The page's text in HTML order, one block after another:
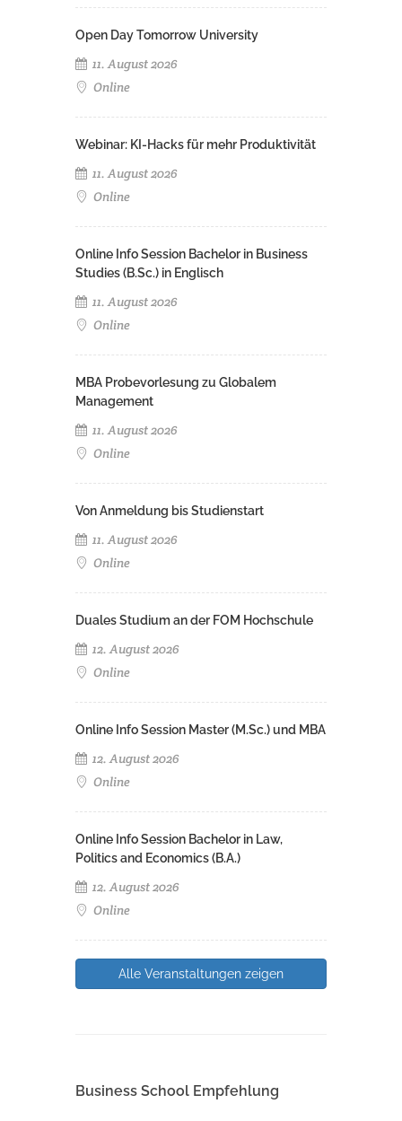
Open Day Tomorrow University
11. August 2026
Online
Webinar: KI-Hacks für mehr Produktivität
11. August 2026
Online
Online Info Session Bachelor in Business
Studies (B.Sc.) in Englisch
11. August 2026
Online
MBA Probevorlesung zu Globalem
Management
11. August 2026
Online
Von Anmeldung bis Studienstart
11. August 2026
Online
Duales Studium an der FOM Hochschule
12. August 2026
Online
Online Info Session Master (M.Sc.) und MBA
12. August 2026
Online
Online Info Session Bachelor in Law,
Politics and Economics (B.A.)
12. August 2026
Online
Alle Veranstaltungen zeigen
Business School Empfehlung